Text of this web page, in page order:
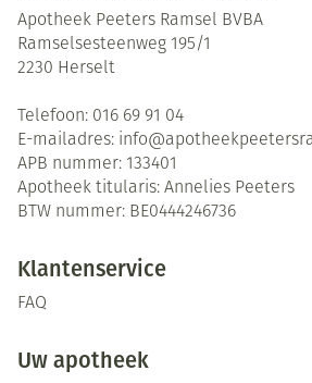
Apotheek Peeters Ramsel BVBA
Ramselsesteenweg 195/1
2230 Herselt
Telefoon: 016 69 91 04
E-mailadres: info@
APB nummer: 133401
Apotheek titularis: Annelies Peeters
BTW nummer: BE0444246736
Klantenservice
FAQ
Uw apotheek